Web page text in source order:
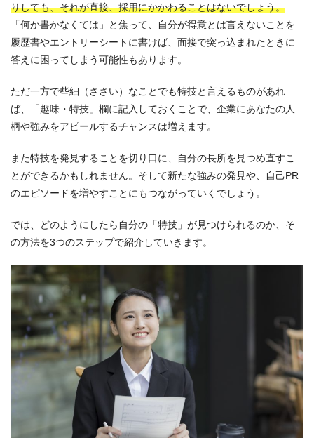
りしても、それが直接、採用にかかわることはないでしょう。
「何か書かなくては」と焦って、自分が得意とは言えないことを
履歴書やエントリーシートに書けば、面接で突っ込まれたときに
答えに困ってしまう可能性もあります。
ただ一方で些細（ささい）なことでも特技と言えるものがあれ
ば、「趣味・特技」欄に記入しておくことで、企業にあなたの人
柄や強みをアピールするチャンスは増えます。
また特技を発見することを切り口に、自分の長所を見つめ直すこ
とができるかもしれません。そして新たな強みの発見や、自己PR
のエピソードを増やすことにもつながっていくでしょう。
では、どのようにしたら自分の「特技」が見つけられるのか、そ
の方法を3つのステップで紹介していきます。